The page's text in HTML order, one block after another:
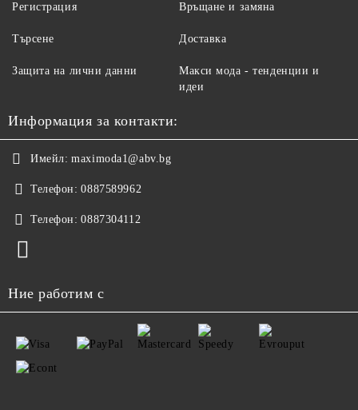
Регистрация
Търсене
Защита на лични данни
Връщане и замяна
Доставка
Макси мода - тенденции и
идеи
Информация за контакти:
Имейл: maximoda1@abv.bg
Телефон: 0887589962
Телефон: 0887304112
Ние работим с